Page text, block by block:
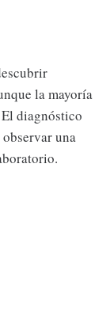
la mayoría
diagnóstico
una